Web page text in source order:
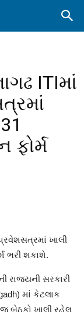
ITIમાં
ખાલી
ભરી શકાશે.
રાજ્યની સરકારી
માં કેટલાક
બેઠકો ખાલી રહેલ